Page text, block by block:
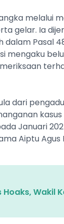
melalui
gelar. Ia
Pasal
mengaku
dari
Januari
Aiptu
Wakil